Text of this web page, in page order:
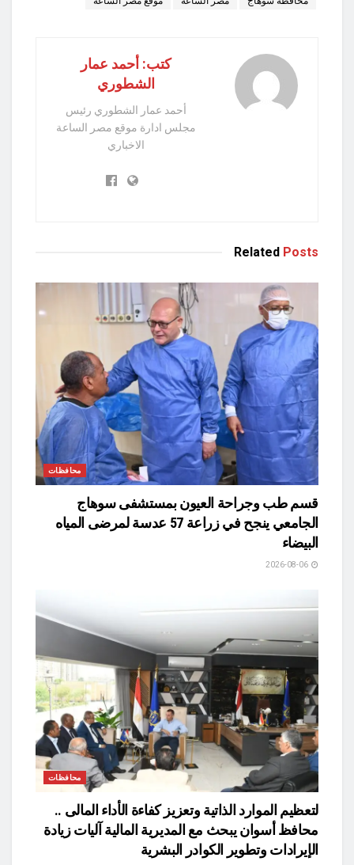
كتب: أحمد عمار
الشطوري
أحمد عمار الشطوري رئيس
مجلس ادارة موقع مصر الساعة
الاخباري
Related Posts
محافظات
قسم طب وجراحة العيون بمستشفى سوهاج
الجامعي ينجح في زراعة 57 عدسة لمرضى المياه
البيضاء
محافظات
لتعظيم الموارد الذاتية وتعزيز كفاءة الأداء المالى ..
محافظ أسوان يبحث مع المديرية المالية آليات زيادة
الإيرادات وتطوير الكوادر البشرية